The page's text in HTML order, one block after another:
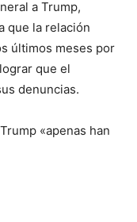
a Trump,
que la relación
últimos meses por
que el
denuncias.
«apenas han